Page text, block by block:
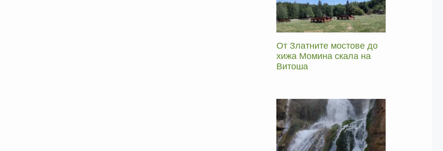
От Златните мостове до
хижа Момина скала на
Витоша